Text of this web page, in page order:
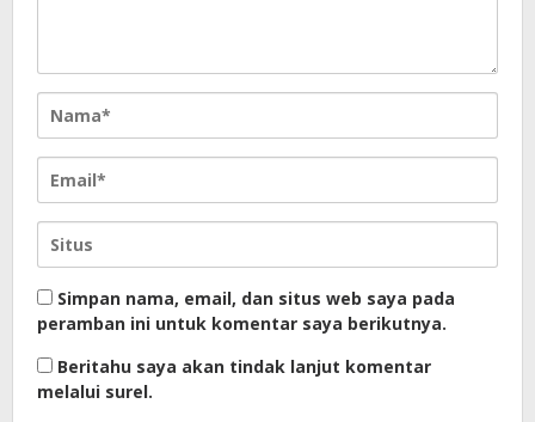
Simpan nama, email, dan situs web saya pada
peramban ini untuk komentar saya berikutnya.
Beritahu saya akan tindak lanjut komentar
melalui surel.